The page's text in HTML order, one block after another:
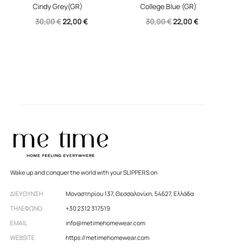
Cindy Grey(GR)
30,00€Original
22,00€Η
College Blue (GR)
30,00€Original
22,00€Η
Wake up and conquer the world with your SLIPPERS on
ΔΙΕΎΘΥΝΣΗ
Μοναστηρίου 137, Θεσσαλονίκη, 54627, Ελλάδα
ΤΗΛΈΦΩΝΟ
+30 2312 317519
EMAIL
info@metimehomewear.com
WEBSITE
https://metimehomewear.com